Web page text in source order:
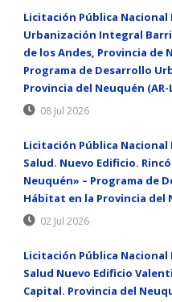
Licitación Pública Nacional
Urbanización Integral
de los Andes, Provincia de
Programa de Desarrollo
Provincia del Neuquén (AR-
08 Jul 2026
Licitación Pública Nacional
Salud. Nuevo Edificio.
Neuquén» – Programa de
Hábitat en la Provincia del
02 Jul 2026
Licitación Pública Nacional
Salud Nuevo Edificio
Capital. Provincia del